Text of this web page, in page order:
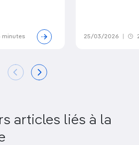
minutes 25/03/2026
articles liés à la